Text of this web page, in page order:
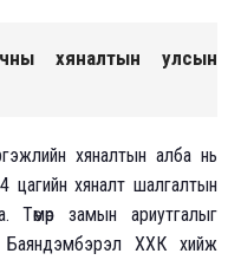
хяналтын улсын
хяналтын алба нь
цагийн хяналт шалгалтын
Төмөр замын ариутгалыг
Баяндэмбэрэл ХХК хийж